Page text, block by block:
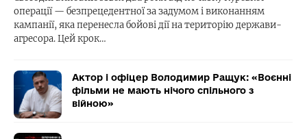
операції — безпрецедентної за задумом і виконанням
кампанії, яка перенесла бойові дії на територію держави-
агресора. Цей крок…
Актор і офіцер Володимир Ращук: «Воєнні
фільми не мають нічого спільного з
війною»